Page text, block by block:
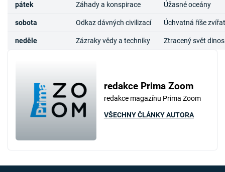
pátek Záhady a konspirace Úžasné oceány
sobota Odkaz dávných civilizací Úchvatná říše zvířat
neděle Zázraky vědy a techniky Ztracený svět
redakce Prima Zoom
redakce magazínu Prima Zoom
VŠECHNY ČLÁNKY AUTORA